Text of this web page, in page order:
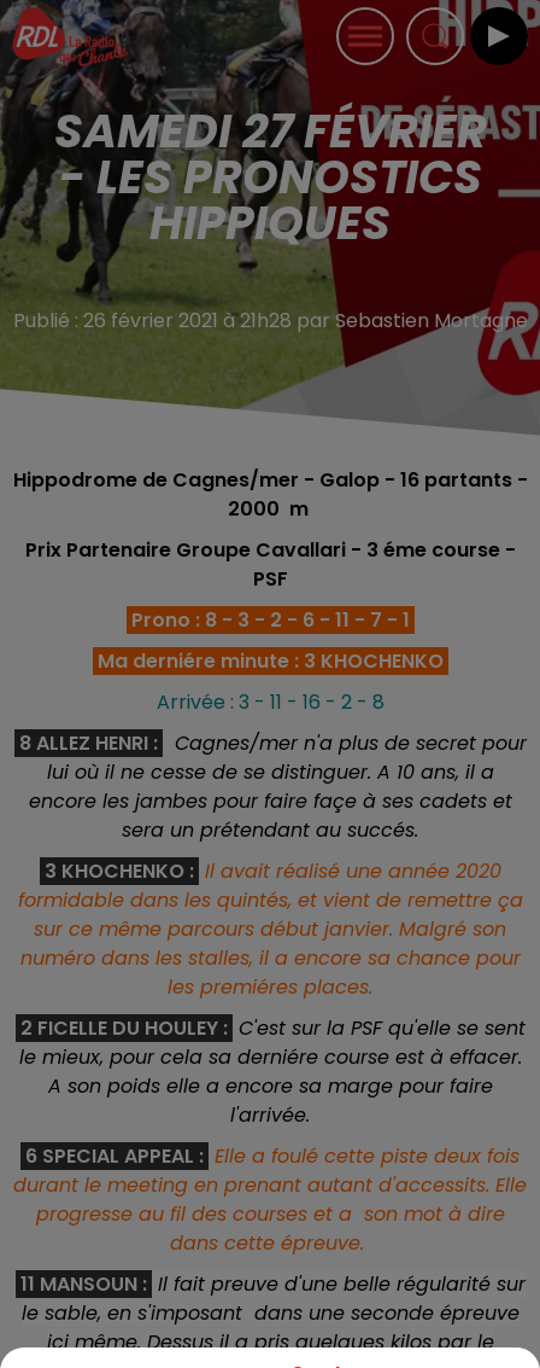
SAMEDI 27 FÉVRIER
- LES PRONOSTICS
HIPPIQUES
Publié : 26 février 2021 à 21h28 par Sebastien Mortagne
Hippodrome de Cagnes/mer - Galop - 16 partants -
2000 m
Prix Partenaire Groupe Cavallari - 3 éme course -
PSF
Prono : 8 - 3 - 2 - 6 - 11 - 7 - 1
Ma derniére minute : 3 KHOCHENKO
Arrivée : 3 - 11 - 16 - 2 - 8
8 ALLEZ HENRI :
Cagnes/mer n'a plus de secret pour
lui où il ne cesse de se distinguer. A 10 ans, il a
encore les jambes pour faire façe à ses cadets et
sera un prétendant au succés.
3 KHOCHENKO : Il avait réalisé une année 2020
formidable dans les quintés, et vient de remettre ça
sur ce même parcours début janvier. Malgré son
numéro dans les stalles, il a encore sa chance pour
les premiéres places.
2 FICELLE DU HOULEY : C'est sur la PSF qu'elle se sent
le mieux, pour cela sa derniére course est à effacer.
A son poids elle a encore sa marge pour faire
l'arrivée.
6 SPECIAL APPEAL : Elle a foulé cette piste deux fois
durant le meeting en prenant autant d'accessits. Elle
progresse au fil des courses et a son mot à dire
dans cette épreuve.
11 MANSOUN : Il fait preuve d'une belle régularité sur
le sable, en s'imposant dans une seconde épreuve
ici même. Dessus il a pris quelques kilos par le